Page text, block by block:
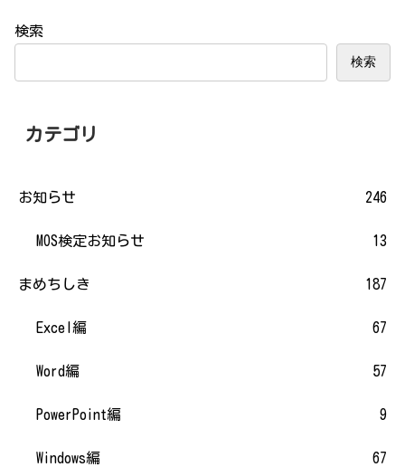
検索
検索
カテゴリ
お知らせ 246
MOS検定お知らせ 13
まめちしき 187
Excel編 67
Word編 57
PowerPoint編 9
Windows編 67